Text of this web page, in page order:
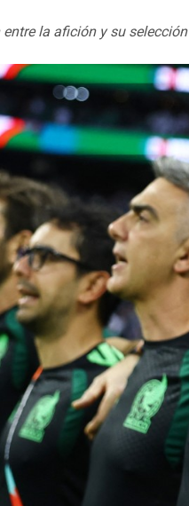
la afición y su